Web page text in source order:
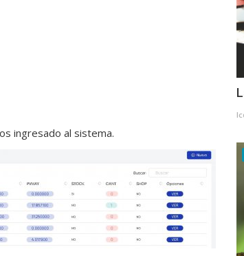
ingresado al sistema.